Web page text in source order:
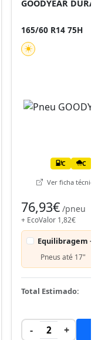
GOODYEAR
165/60 R14 75H
C C
Ver ficha técnica
76,93€ /pneu
+ EcoValor 1,82€
Equilibragem +
Pneus até 17"
Total Estimado:
- 2 +